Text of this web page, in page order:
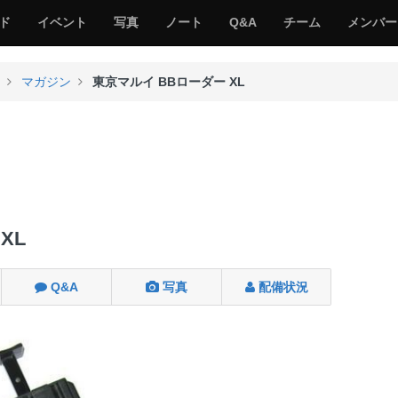
サ
ー
イベント
み
の
サ
写真
み
の
ノート
サ
ー
Q&A
サ
チーム
サ
メンバー
マガジン 東京マルイ BBローダー XL
Q&A 写真 配備状況